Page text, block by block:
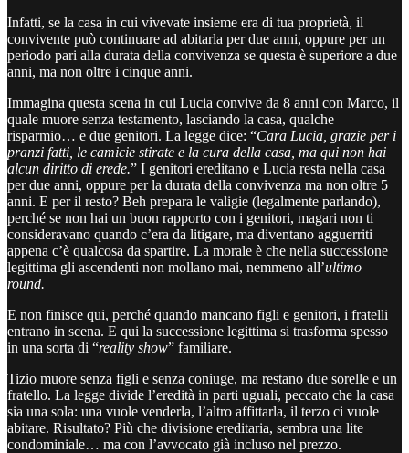
Infatti, se la casa in cui vivevate insieme era di tua proprietà, il
convivente può continuare ad abitarla per due anni, oppure per un
periodo pari alla durata della convivenza se questa è superiore a due
anni, ma non oltre i cinque anni.
Immagina questa scena in cui Lucia convive da 8 anni con Marco, il
quale muore senza testamento, lasciando la casa, qualche
risparmio… e due genitori. La legge dice: “Cara Lucia, grazie per i
pranzi fatti, le camicie stirate e la cura della casa, ma qui non hai
alcun diritto di erede.” I genitori ereditano e Lucia resta nella casa
per due anni, oppure per la durata della convivenza ma non oltre 5
anni. E per il resto? Beh prepara le valigie (legalmente parlando),
perché se non hai un buon rapporto con i genitori, magari non ti
consideravano quando c’era da litigare, ma diventano agguerriti
appena c’è qualcosa da spartire. La morale è che nella successione
legittima gli ascendenti non mollano mai, nemmeno all’ultimo
round.
E non finisce qui, perché quando mancano figli e genitori, i fratelli
entrano in scena. E qui la successione legittima si trasforma spesso
in una sorta di “reality show” familiare.
Tizio muore senza figli e senza coniuge, ma restano due sorelle e un
fratello. La legge divide l’eredità in parti uguali, peccato che la casa
sia una sola: una vuole venderla, l’altro affittarla, il terzo ci vuole
abitare. Risultato? Più che divisione ereditaria, sembra una lite
condominiale… ma con l’avvocato già incluso nel prezzo.